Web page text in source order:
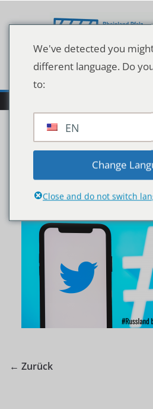
Inhalt
6 (1)
← Zurück
We've detected you
different language. Do
to:
EN
Change
Close and do not switch